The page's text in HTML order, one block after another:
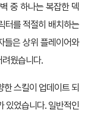
중 하나는 복잡한 덱
터를 적절히 배치하는
들은 상위 플레이어와
웠습니다.
스킬이 업데이트 되
있었습니다. 일반적인